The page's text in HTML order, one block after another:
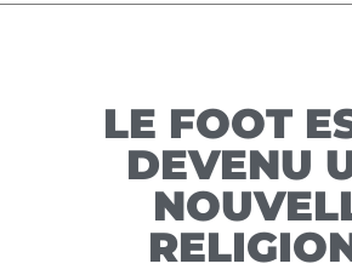
LE FOOT
DEVENU